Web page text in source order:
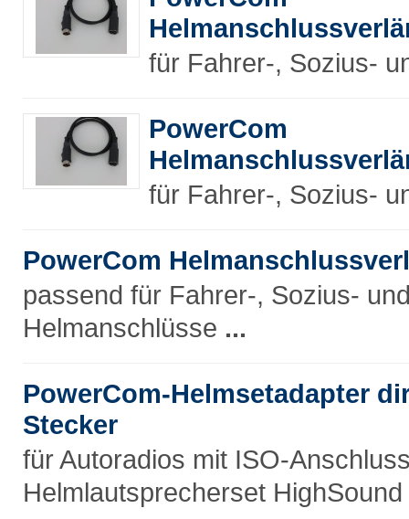
für Fahrer-, Sozius-
PowerCom
für Fahrer-, Sozius-
PowerCom
passend für Fahrer-, Sozius-
Helmanschlüsse ...
PowerCom-Helmsetadapter
Stecker
für Autoradios mit ISO-
Helmlautsprecherset